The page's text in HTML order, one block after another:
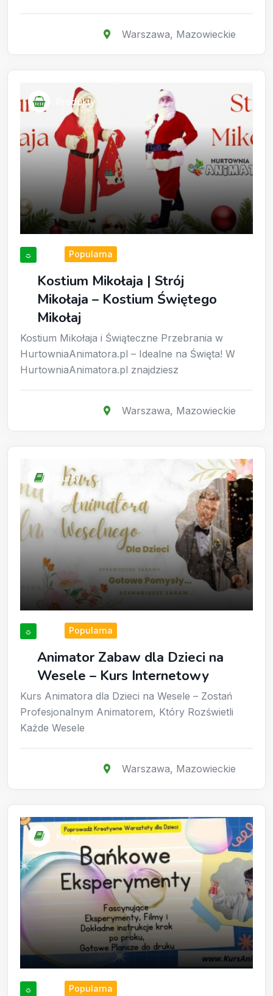
Warszawa, Mazowieckie
Produkty
☼
Kostium Mikołaja | Strój
Mikołaja – Kostium Świętego
Mikołaj
Popularna
Kostium Mikołaja i Świąteczne Przebrania w
HurtowniaAnimatora.pl – Idealne na Święta! W
HurtowniaAnimatora.pl znajdziesz
Warszawa, Mazowieckie
Kursy
☼
Animator Zabaw dla Dzieci na
Wesele – Kurs Internetowy
Popularna
Kurs Animatora dla Dzieci na Wesele – Zostań
Profesjonalnym Animatorem, Który Rozświetli
Każde Wesele
Warszawa, Mazowieckie
Kursy
☼ Popularna